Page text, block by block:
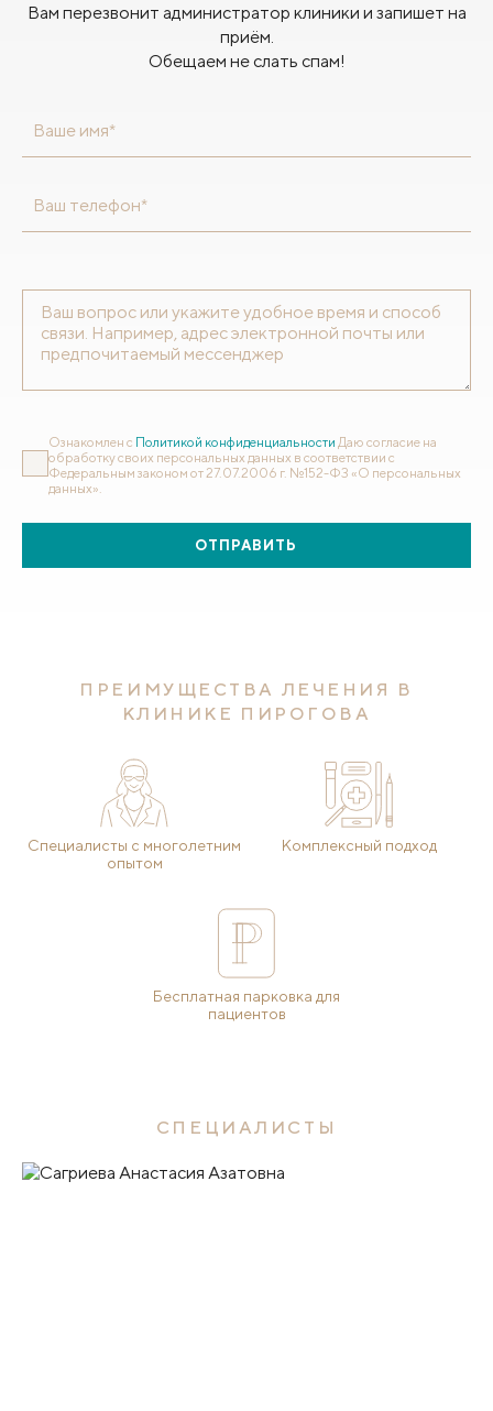
Вам перезвонит администратор клиники и запишет на
приём.
Обещаем не слать спам!
Ваше имя*
Ваш телефон*
Ознакомлен с Политикой конфиденциальности Даю согласие на
обработку своих персональных данных в соответствии с
Федеральным законом от 27.07.2006 г. №152-ФЗ «О персональных
данных».
ОТПРАВИТЬ
ПРЕИМУЩЕСТВА ЛЕЧЕНИЯ В
КЛИНИКЕ ПИРОГОВА
Специалисты с многолетним
опытом
Комплексный подход
Бесплатная парковка для
пациентов
СПЕЦИАЛИСТЫ